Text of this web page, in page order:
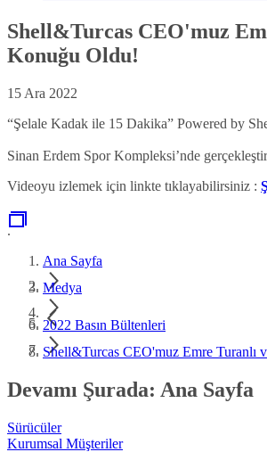
Shell&Turcas CEO'muz
Konuğu Oldu!
15 Ara 2022
“Şelale Kadak ile 15 Dakika” Powered by
Sinan Erdem Spor Kompleksi’nde
Videoyu izlemek için linkte tıklayabilirsiniz :
.
Ana Sayfa
Medya
2022 Basın Bültenleri
Shell&Turcas CEO'muz Emre
Devamı Şurada: Ana Sayfa
Sürücüler
Kurumsal Müşteriler